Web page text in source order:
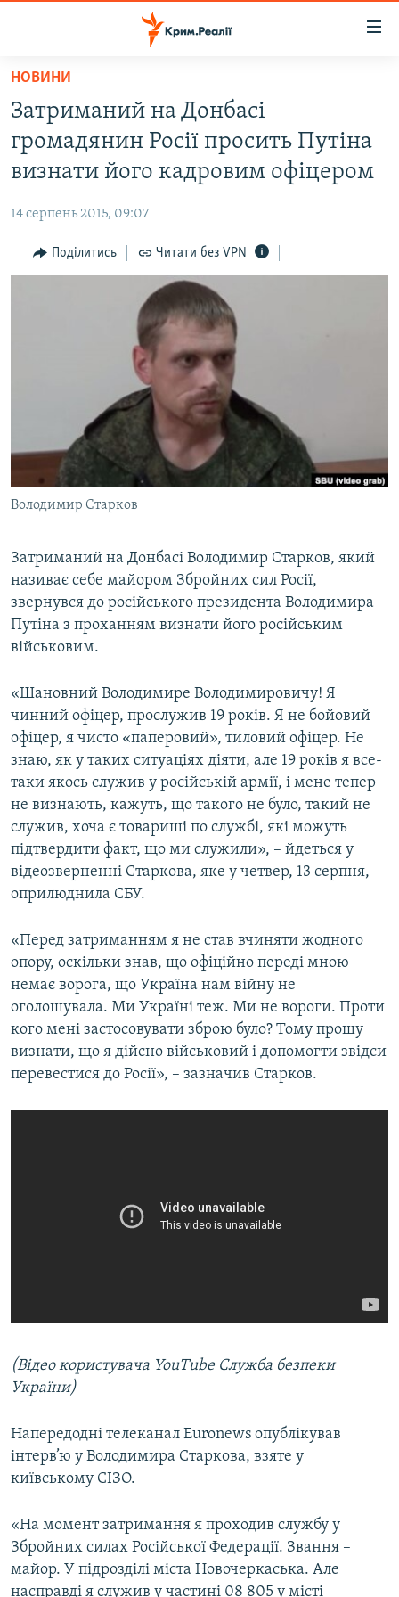
Перейти
основного
матеріалу
Перейти
до
основної
навігації
Перейти
до
ВОДА.КРИМ
ВІДЕО ТА ФОТО
БЛОГИ
ПОГЛЯД
ВІДЕОУРОКИ «ELIFBE»
СВІДЧЕННЯ ОКУПАЦІЇ
УКРАЇНСЬКА ПРОБЛЕМА КРИМУ
ІНФОГРАФІКА
ЯК ОБІЙТИ БЛОКУВАННЯ
Qırımtatar
ДОЛУЧАЙСЯ!
Усі сайти RFE/RL
НОВИНИ
Затриманий на Донбасі
громадянин Росії просить Путіна
визнати його кадровим офіцером
14 серпень 2015, 09:07
Поділитись Читати без VPN
Володимир Старков
Затриманий на Донбасі Володимир Старков, який
називає себе майором Збройних сил Росії,
звернувся до російського президента Володимира
Путіна з проханням визнати його російським
військовим.
«Шановний Володимире Володимировичу! Я
чинний офіцер, прослужив 19 років. Я не бойовий
офіцер, я чисто «паперовий», тиловий офіцер. Не
знаю, як у таких ситуаціях діяти, але 19 років я все-
таки якось служив у російській армії, і мене тепер
не визнають, кажуть, що такого не було, такий не
служив, хоча є товариші по службі, які можуть
підтвердити факт, що ми служили», – йдеться у
відеозверненні Старкова, яке у четвер, 13 серпня,
оприлюднила СБУ.
«Перед затриманням я не став вчиняти жодного
опору, оскільки знав, що офіційно переді мною
немає ворога, що Україна нам війну не
оголошувала. Ми Україні теж. Ми не вороги. Проти
кого мені застосовувати зброю було? Тому прошу
визнати, що я дійсно військовий і допомогти звідси
перевестися до Росії», – зазначив Старков.
(Відео користувача YouTube Служба безпеки
України)
Напередодні телеканал Euronews опублікував
інтерв’ю у Володимира Старкова, взяте у
київському СІЗО.​
«На момент затримання я проходив службу у
Збройних силах Російської Федерації. Звання –
майор. У підрозділі міста Новочеркаська. Але
насправді я служив у частині 08 805 у місті